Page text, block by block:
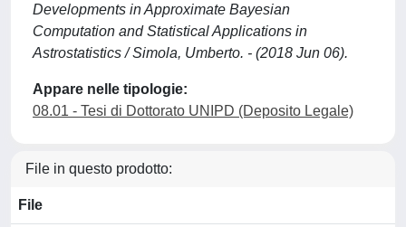
Developments in Approximate Bayesian
Computation and Statistical Applications in
Astrostatistics / Simola, Umberto. - (2018 Jun 06).
Appare nelle tipologie:
08.01 - Tesi di Dottorato UNIPD (Deposito Legale)
File in questo prodotto:
File